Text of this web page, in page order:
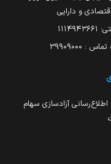
و دارایی
: 39909000
اطلاع‌رسانی آزادسازی سهام